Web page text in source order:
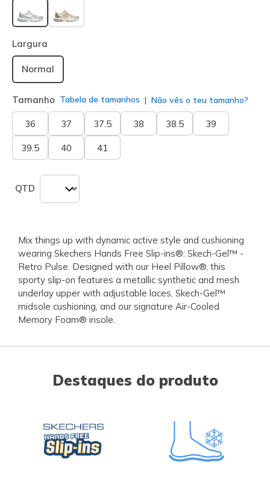
selecionado
Largura
Normal
Tamanho Tabela de tamanhos Não vês o teu tamanho?
36 37 37.5 38 38.5 39
39.5 40 41
QTD
Mix things up with dynamic active style and cushioning
wearing Skechers Hands Free Slip-ins®: Skech-Gel™ -
Retro Pulse. Designed with our Heel Pillow®, this
sporty slip-on features a metallic synthetic and mesh
underlay upper with adjustable laces, Skech-Gel™
midsole cushioning, and our signature Air-Cooled
Memory Foam® insole.
Destaques do produto